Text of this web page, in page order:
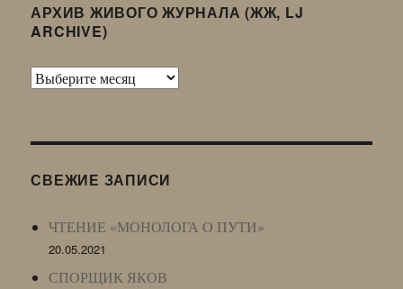
АРХИВ ЖИВОГО ЖУРНАЛА (ЖЖ, LJ
ARCHIVE)
Архив
LJ
СВЕЖИЕ ЗАПИСИ
ЧТЕНИЕ «МОНОЛОГА О ПУТИ»
20.05.2021
СПОРЩИК ЯКОВ